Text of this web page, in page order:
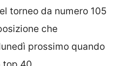
torneo da numero 105
che
prossimo quando